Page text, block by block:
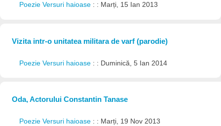
Poezie Versuri haioase : : Marți, 15 Ian 2013
Vizita intr-o unitatea militara de varf (parodie)
Poezie Versuri haioase : : Duminică, 5 Ian 2014
Oda, Actorului Constantin Tanase
Poezie Versuri haioase : : Marți, 19 Nov 2013